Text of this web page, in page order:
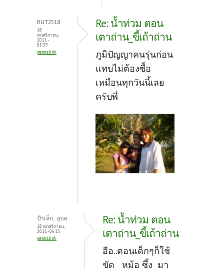
RUT2518
18
พฤศจิกายน,
2011 -
05:39
permalink
Re: น้ำท่วม ตอน
เตาถ่าน_ขี้เถ้าถ่าน
ภูมิปัญญาคนรุ่นก่อน
แทบไม่ต้องซื้อ
เหมือนทุกวันนี้เลย
ครับพี่
ป้าเล็ก..อุบล
18 พฤศจิกายน,
2011 - 06:15
permalink
Re: น้ำท่วม ตอน
เตาถ่าน_ขี้เถ้าถ่าน
อือ..ตอนเด็กๆก็ใช้
ขัด หม้อ ซึ้ง มา